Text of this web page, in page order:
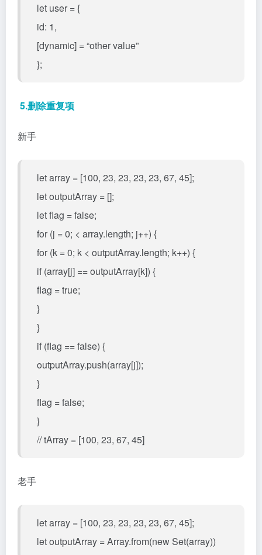
let user = {
id: 1,
[dynamic] = “other value”
};
5.删除重复项
新手
let array = [100, 23, 23, 23, 23, 67, 45];
let outputArray = [];
let flag = false;
for (j = 0; < array.length; j++) {
for (k = 0; k < outputArray.length; k++) {
if (array[j] == outputArray[k]) {
flag = true;
}
}
if (flag == false) {
outputArray.push(array[j]);
}
flag = false;
}
// tArray = [100, 23, 67, 45]
老手
let array = [100, 23, 23, 23, 23, 67, 45];
let outputArray = Array.from(new Set(array))